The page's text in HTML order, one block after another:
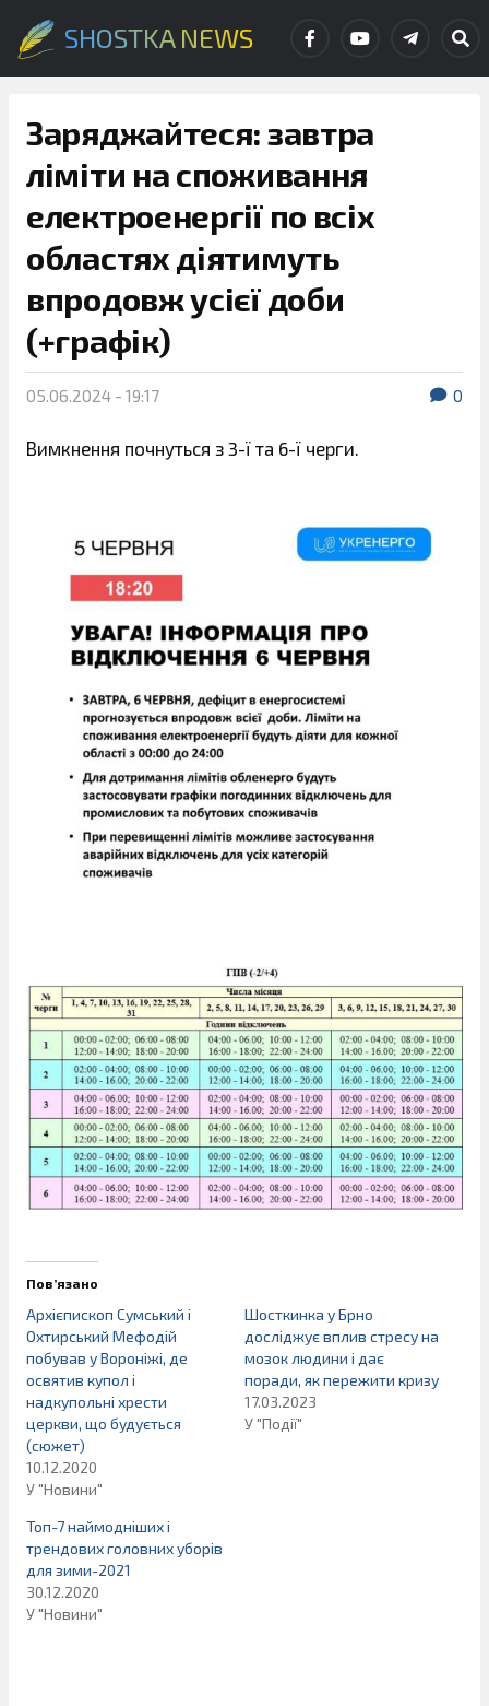
SHOSTKA NEWS
Заряджайтеся: завтра
ліміти на споживання
електроенергії по всіх
областях діятимуть
впродовж усієї доби
(+графік)
05.06.2024 - 19:17 0
Вимкнення почнуться з 3-ї та 6-ї черги.
Пов’язано
Архієпископ Сумський і
Охтирський Мефодій
побував у Вороніжі, де
освятив купол і
надкупольні хрести
церкви, що будується
(сюжет)
10.12.2020
У "Новини"
Шосткинка у Брно
досліджує вплив стресу на
мозок людини і дає
поради, як пережити кризу
17.03.2023
У "Події"
Топ-7 наймодніших і
трендових головних уборів
для зими-2021
30.12.2020
У "Новини"